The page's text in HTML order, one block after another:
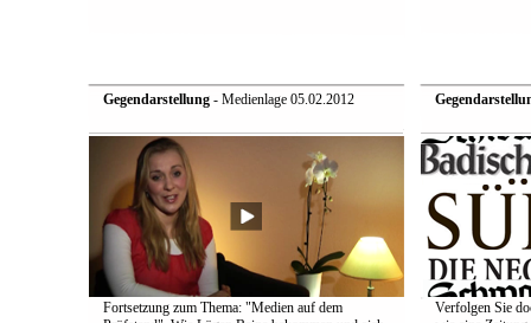
Gegendarstellung- Medienlage 05.02.2012
Fortsetzung zum Thema: "Medien auf dem
Verfolgen Sie